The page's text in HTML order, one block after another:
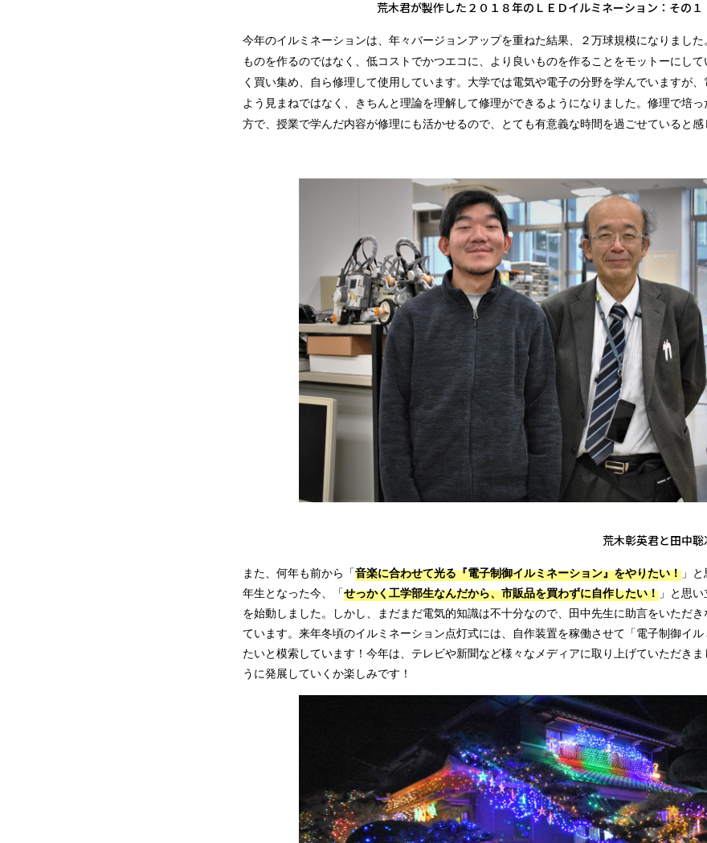
荒木君が製作した２０１８年のＬＥＤイルミネーション：その１
今年のイルミネーションは、年々バージョンアップを重ねた結果、２万球規模になりまし
ものを作るのではなく、低コストでかつエコに、より良いものを作ることをモットーにし
く買い集め、自ら修理して使用しています。大学では電気や電子の分野を学んでいますが
よう見まねではなく、きちんと理論を理解して修理ができるようになりました。修理で培
方で、授業で学んだ内容が修理にも活かせるので、とても有意義な時間を過ごせていると感
荒木彰英君と田中聡准教
また、何年も前から「音楽に合わせて光る『電子制御イルミネーション』をやりたい！ 」
年生となった今、「せっかく工学部生なんだから、市販品を買わずに自作したい！ 」と思
を始動しました。しかし、まだまだ電気的知識は不十分なので、田中先生に助言をいただ
ています。来年冬頃のイルミネーション点灯式には、自作装置を稼働させて「電子制御イ
たいと模索しています！今年は、テレビや新聞など様々なメディアに取り上げていただき
うに発展していくか楽しみです！